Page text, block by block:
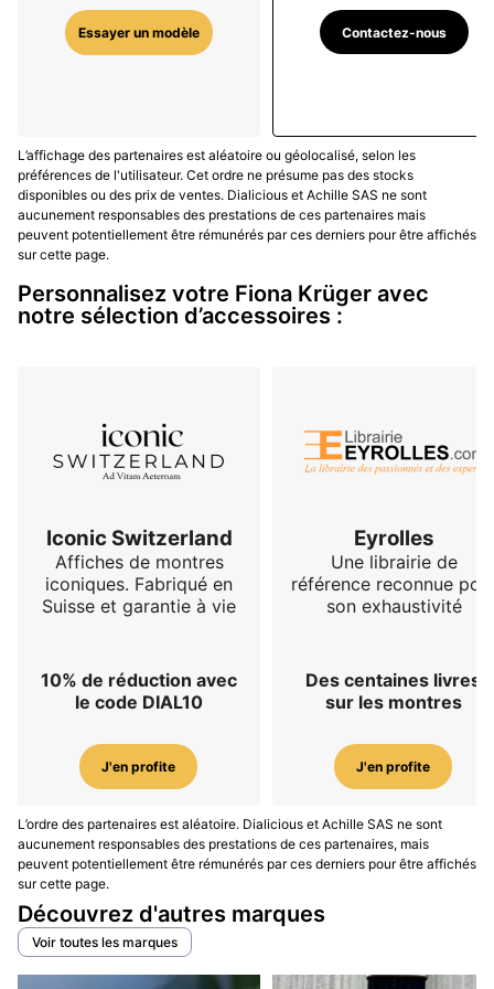
Cette position explique la place très particulière de
Fiona Krüger dans l’horlogerie indépendante. La
sobre, complication traditionnelle et discours
patrimonial. Elle part au contraire d’une idée, d’une
image ou d’un symbole, puis construit autour de cette
intuition un objet mécanique cohérent. La montre
devient une petite architecture émotionnelle : elle
indique l’heure, mais elle évoque aussi la mort, la
mémoire, l’énergie, le chaos, la transformation ou la
célébration de la vie.
La collection Skull est la signature historique de Fiona
Krüger. Elle s’inspire notamment du crâne comme
de la richesse visuelle de la fête mexicaine Día de los
Muertos et de références anciennes comme les
montres-crânes du dix-septième siècle. Loin d’une
esthétique macabre gratuite, ces montres utilisent la
symbole de vie autant que de mort, porté par la
couleur, la lumière et la construction multicouche du
Fiona Krüger Skull
— Pièce fondatrice de la
crâne et à son approche très graphique du
temps.
Fiona Krüger Petit Skull
compacte et plus portable de l’idée originale,
conservant la forme symbolique tout en offrant
une présence plus facile au poignet.
Essayer un modèle Contactez-nous
L’affichage des partenaires est aléatoire ou géolocalisé, selon les
préférences de l'utilisateur. Cet ordre ne présume pas des stocks
disponibles ou des prix de ventes. Dialicious et Achille SAS ne sont
aucunement responsables des prestations de ces partenaires mais
peuvent potentiellement être rémunérés par ces derniers pour être affichés
sur cette page.
Personnalisez votre Fiona Krüger avec
notre sélection d’accessoires :
Iconic Switzerland
Affiches de montres
iconiques. Fabriqué en
Suisse et garantie à vie
10% de réduction avec
le code DIAL10
J'en profite
Eyrolles
Une librairie de
référence reconnue
son exhaustivité
Des centaines livres
sur les montres
J'en profite
L’ordre des partenaires est aléatoire. Dialicious et Achille SAS ne sont
aucunement responsables des prestations de ces partenaires, mais
peuvent potentiellement être rémunérés par ces derniers pour être affichés
sur cette page.
Découvrez d'autres marques
Voir toutes les marques